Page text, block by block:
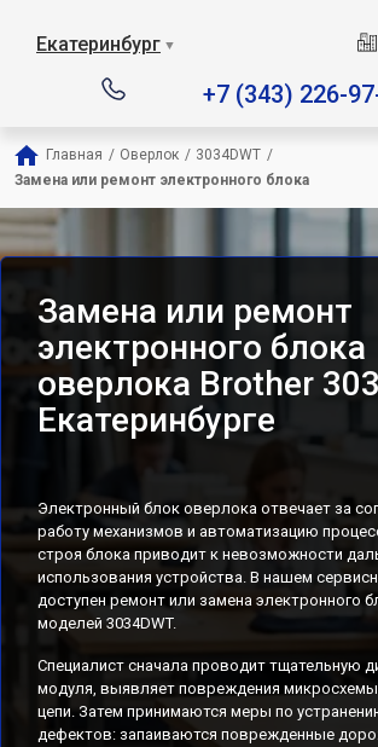
Екатеринбург ▼
+7 (343) 226-
Главная / Оверлок / 3034DWT /
Замена или ремонт электронного блока
Замена или ремонт
электронного блока
оверлока Brother
Екатеринбурге
Электронный блок оверлока отвечает за
работу механизмов и автоматизацию
строя блока приводит к невозможности
использования устройства. В нашем
доступен ремонт или замена электронного
моделей 3034DWT.
Специалист сначала проводит тщательную
модуля, выявляет повреждения
цепи. Затем принимаются меры по
дефектов: запаиваются поврежденные